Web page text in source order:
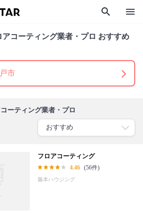
search menu
コーティング業者・プロ おすすめ
市
ーティング業者・プロ
フロアコーティング
4.46 (56件)
藤本ハウジング